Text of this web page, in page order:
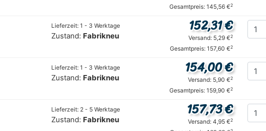
Gesamtpreis: 145,56 €2
Lieferzeit: 1 - 3 Werktage
Zustand: Fabrikneu
152,31 €
Versand: 5,29 €2
Gesamtpreis: 157,60 €2
Lieferzeit: 1 - 3 Werktage
Zustand: Fabrikneu
154,00 €
Versand: 5,90 €2
Gesamtpreis: 159,90 €2
Lieferzeit: 2 - 5 Werktage
Zustand: Fabrikneu
157,73 €
Versand: 4,95 €2